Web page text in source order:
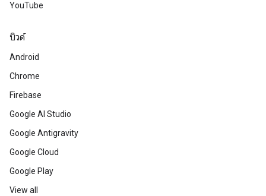
YouTube
บิวด์
Android
Chrome
Firebase
Google AI Studio
Google Antigravity
Google Cloud
Google Play
View all